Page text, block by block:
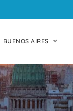
BUENOS AIRES